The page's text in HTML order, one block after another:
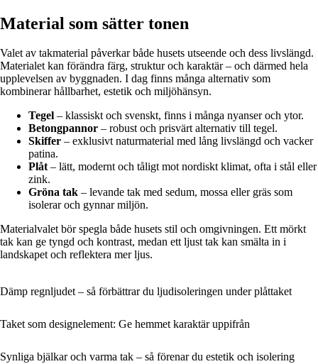
Material som sätter tonen
Valet av takmaterial påverkar både husets utseende och dess livslängd.
Materialet kan förändra färg, struktur och karaktär – och därmed hela
upplevelsen av byggnaden. I dag finns många alternativ som
kombinerar hållbarhet, estetik och miljöhänsyn.
Tegel – klassiskt och svenskt, finns i många nyanser och ytor.
Betongpannor – robust och prisvärt alternativ till tegel.
Skiffer – exklusivt naturmaterial med lång livslängd och vacker
patina.
Plåt– lätt, modernt och tåligt mot nordiskt klimat, ofta i stål eller
zink.
Gröna tak – levande tak med sedum, mossa eller gräs som
isolerar och gynnar miljön.
Materialvalet bör spegla både husets stil och omgivningen. Ett mörkt
tak kan ge tyngd och kontrast, medan ett ljust tak kan smälta in i
landskapet och reflektera mer ljus.
Dämp regnljudet – så förbättrar du ljudisoleringen under plåttaket
Taket som designelement: Ge hemmet karaktär uppifrån
Synliga bjälkar och varma tak – så förenar du estetik och isolering